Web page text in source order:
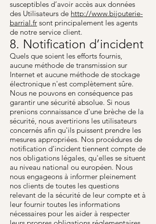
susceptibles d’avoir accès aux données
des Utilisateurs de http://www.bijouterie-
barrial.fr sont principalement les agents
de notre service client.
8. Notification d’incident
Quels que soient les efforts fournis,
aucune méthode de transmission sur
Internet et aucune méthode de stockage
électronique n'est complètement sûre.
Nous ne pouvons en conséquence pas
garantir une sécurité absolue. Si nous
prenions connaissance d'une brèche de la
sécurité, nous avertirions les utilisateurs
concernés afin qu'ils puissent prendre les
mesures appropriées. Nos procédures de
notification d’incident tiennent compte de
nos obligations légales, qu'elles se situent
au niveau national ou européen. Nous
nous engageons à informer pleinement
nos clients de toutes les questions
relevant de la sécurité de leur compte et à
leur fournir toutes les informations
nécessaires pour les aider à respecter